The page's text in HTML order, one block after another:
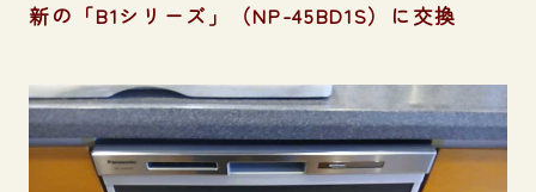
新の「B1シリーズ」（NP-45BD1S）に交換